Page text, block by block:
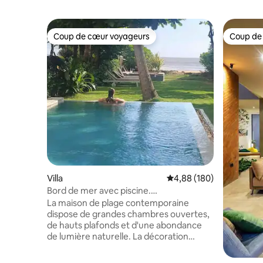
Coup de cœur voyageurs
Coup de cœur voyageurs
Villa Évaluation moyenne
4,88 (180)
Bord de mer avec piscine.
Décompressez, détendez-vous, profitez
La maison de plage contemporaine
dispose de grandes chambres ouvertes,
de hauts plafonds et d'une abondance
de lumière naturelle. La décoration
Coup
Coup